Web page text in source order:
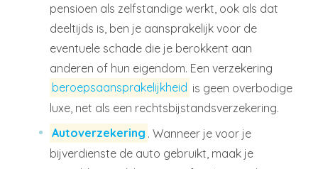
pensioen als zelfstandige werkt, ook als dat
deeltijds is, ben je aansprakelijk voor de
eventuele schade die je berokkent aan
anderen of hun eigendom. Een verzekering
beroepsaansprakelijkheid is geen overbodige
luxe, net als een rechtsbijstandsverzekering.
Autoverzekering . Wanneer je voor je
bijverdienste de auto gebruikt, maak je